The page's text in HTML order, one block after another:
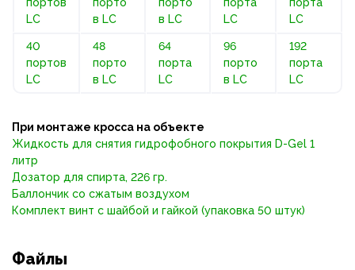
LC
в LC
в LC
LC
LC
40
портов
LC
48
порто
в LC
64
порта
LC
96
порто
в LC
192
порта
LC
При монтаже кросса на объекте
Жидкость для снятия гидрофобного покрытия D-Gel 1
литр
Дозатор для спирта, 226 гр.
Баллончик со сжатым воздухом
Комплект винт с шайбой и гайкой (упаковка 50 штук)
Файлы